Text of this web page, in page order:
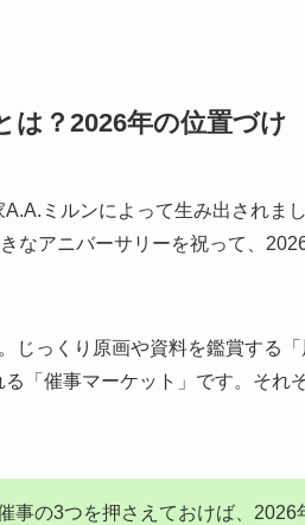
は？2026年の位置づけ
ミルンによって生み出されま
なアニバーサリーを祝って、
じっくり原画や資料を鑑賞する
「催事マーケット」です。それ
事の3つを押さえておけば、2026